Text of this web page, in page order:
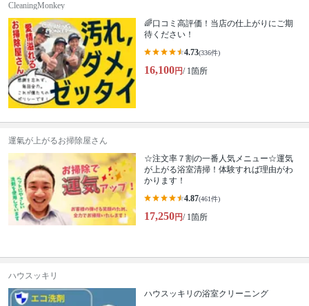
CleaningMonkey
🌈口コミ高評価！当店の仕上がりにご期
待ください！
4.73(336件)
16,100円/ 1箇所
運氣が上がるお掃除屋さん
☆注文率７割の一番人気メニュー☆運気
が上がる浴室清掃！体験すれば理由がわ
かります！
4.87(461件)
17,250円/ 1箇所
ハウスッキリ
ハウスッキリの浴室クリーニング